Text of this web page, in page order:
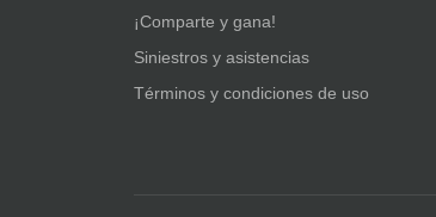
¡Comparte y gana!
Siniestros y asistencias
Términos y condiciones de uso